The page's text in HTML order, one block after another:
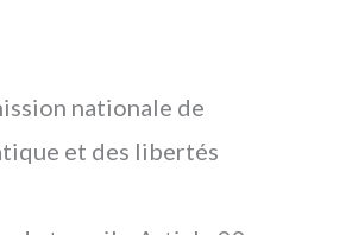
nationale de
et des libertés